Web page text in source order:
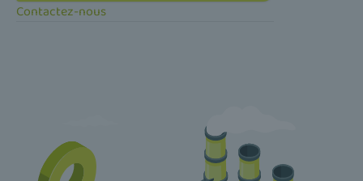
Contactez-nous